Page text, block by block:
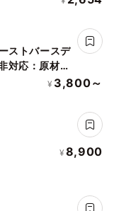
ストバースデ
対応：原材料
分・大豆を含
¥ 3,800～
¥ 8,900